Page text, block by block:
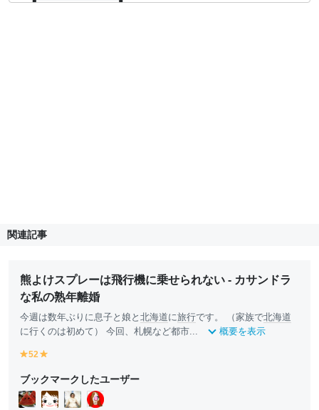
関連記事
熊よけスプレーは飛行機に乗せられない - カサンドラ
な私の熟年離婚
今週は数年ぶりに息子と娘と 北海道に旅行です。 （家族で北海道
に行くのは初めて） 今回、札幌など都市...
概要を表示
y
ll
o
52
ll
o
ブックマークしたユーザー